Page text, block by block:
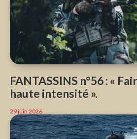
FANTASSINS n°56 : «
haute intensité ».
29 juin 2026